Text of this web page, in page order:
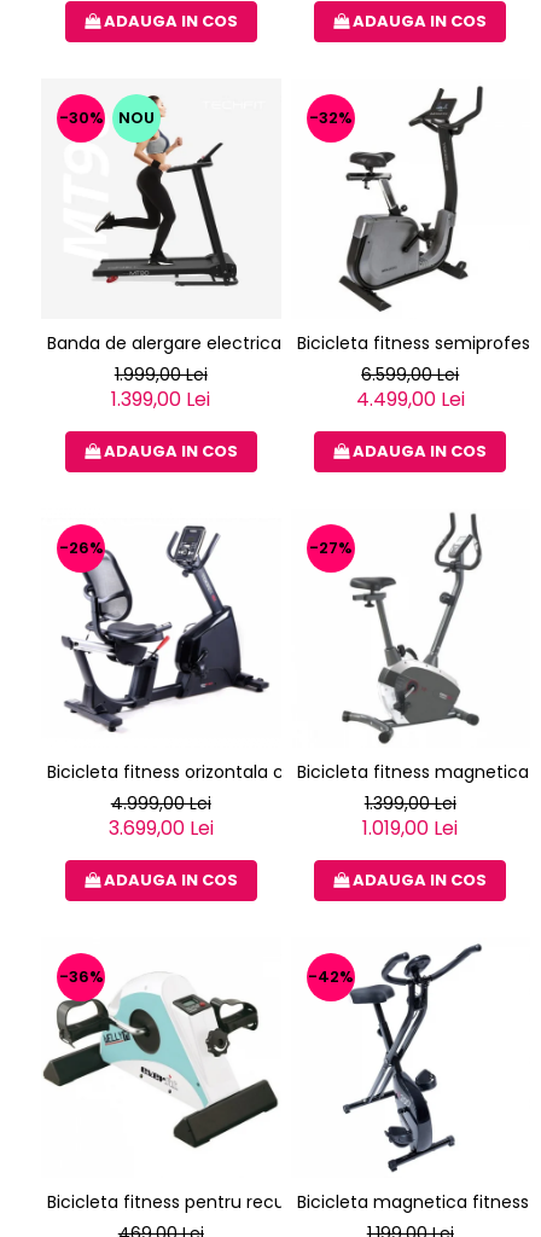
ADAUGA IN COS ADAUGA IN COS
-30% NOU
Banda de alergare electrica Techfit nou MT90N
1.999,00 Lei
1.399,00 Lei
ADAUGA IN COS
-32%
Bicicleta fitness
6.599,00 Lei
4.499,00 Lei
ADAUGA IN COS
-26%
Bicicleta fitness orizontala cu spatar TOORX BRX R 300
4.999,00 Lei
3.699,00 Lei
ADAUGA IN COS
-27%
Bicicleta fitness magnetica
1.399,00 Lei
1.019,00 Lei
ADAUGA IN COS
-36%
Bicicleta fitness pentru recuperare EVERFIT WELLY M
-42%
Bicicleta magnetica fitness